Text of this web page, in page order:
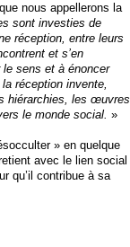
nous appellerons la
sont investies de
réception, entre leurs
et s’en
sens et à énoncer
réception invente,
hiérarchies, les œuvres
le monde social. »
» en quelque
avec le lien social
qu’il contribue à sa